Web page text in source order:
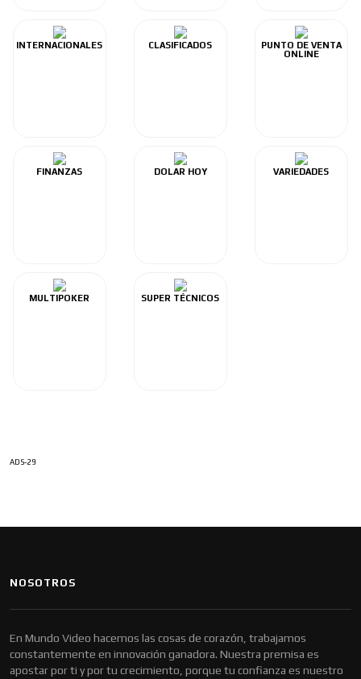
INTERNACIONALES CLASIFICADOS
PUNTO DE VENTA
ONLINE
FINANZAS DOLAR HOY VARIEDADES
MULTIPOKER SUPER TÉCNICOS
ADS-29
NOSOTROS
En Mundo Video hacemos las cosas de corazón, trabajamos
constantemente en innovación ganadora. Nuestra premisa es
apostar por ti y por tu crecimiento, porque tu confianza es nuestro